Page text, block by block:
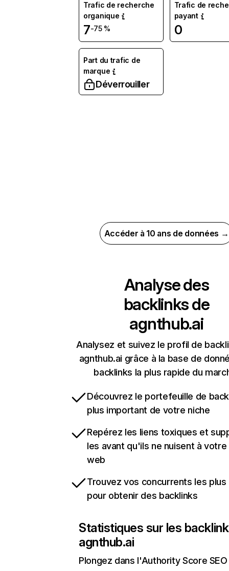
Trafic de recherche
organique
7-75 %
Trafic de
payant
0
Part du trafic de
marque
Déverrouiller
Accéder à 10 ans de données →
Analyse des
backlinks de
agnthub.ai
Analysez et suivez le profil de
agnthub.ai grâce à la base de
backlinks la plus rapide du
Découvrez le portefeuille de
plus important de votre niche
Repérez les liens toxiques et
les avant qu'ils ne nuisent à
web
Trouvez vos concurrents les
pour obtenir des backlinks
Statistiques sur les
agnthub.ai
Plongez dans l'Authority Score